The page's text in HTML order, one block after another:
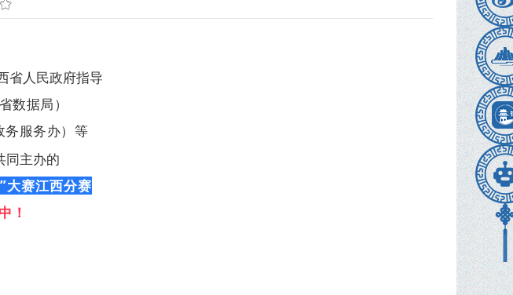
省人民政府指导
数据局）
务服务办）等
同主办的
大赛江西分赛
！